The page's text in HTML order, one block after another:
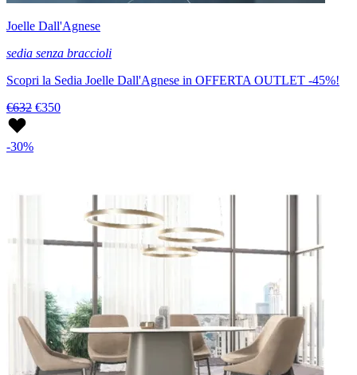
Joelle Dall'Agnese
sedia senza braccioli
Scopri la Sedia Joelle Dall'Agnese in OFFERTA OUTLET -45%!
€632 €350
-30%